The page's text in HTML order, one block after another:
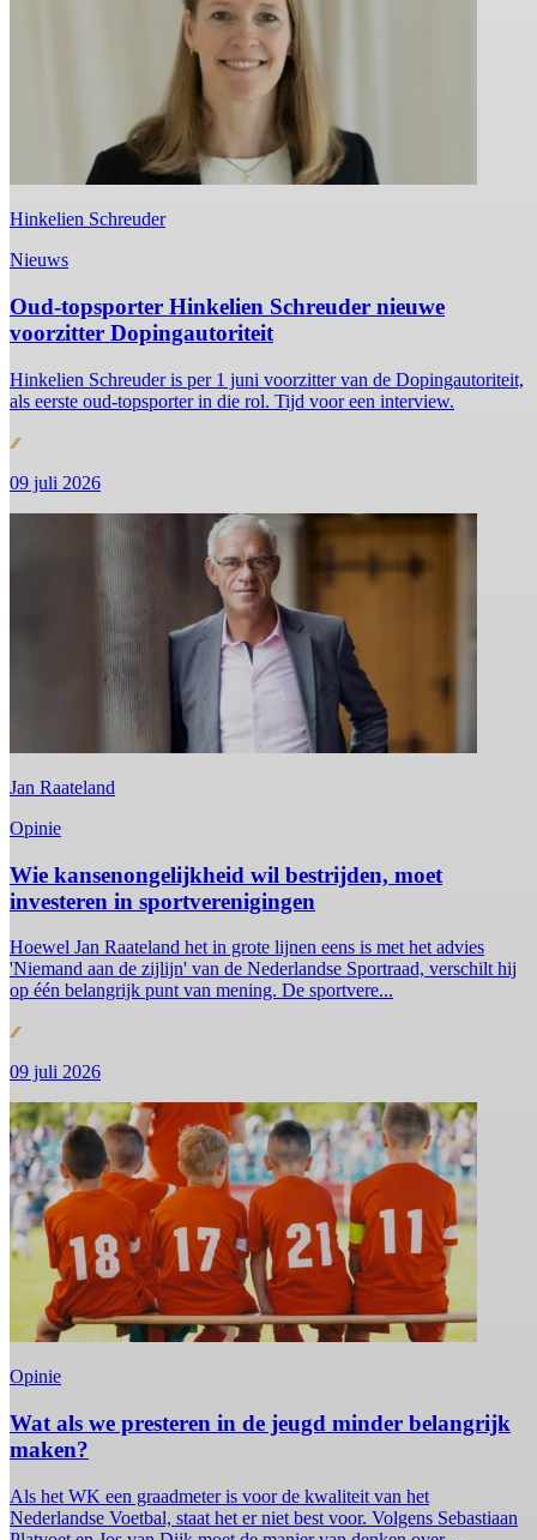
Hinkelien Schreuder
Nieuws
Oud-topsporter Hinkelien Schreuder nieuwe
voorzitter Dopingautoriteit
Hinkelien Schreuder is per 1 juni voorzitter van de Dopingautoriteit,
als eerste oud-topsporter in die rol. Tijd voor een interview.
09 juli 2026
Jan Raateland
Opinie
Wie kansenongelijkheid wil bestrijden, moet
investeren in sportverenigingen
Hoewel Jan Raateland het in grote lijnen eens is met het advies
'Niemand aan de zijlijn' van de Nederlandse Sportraad, verschilt hij
op één belangrijk punt van mening. De sportvere...
09 juli 2026
Opinie
Wat als we presteren in de jeugd minder belangrijk
maken?
Als het WK een graadmeter is voor de kwaliteit van het
Nederlandse Voetbal, staat het er niet best voor. Volgens Sebastiaan